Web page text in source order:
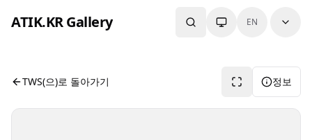
ATIK.KR Gallery EN
#SHINYU #YOUNGJAE #Asia Top Artist Festival
사진 뷰어입니다. 버튼으로 전체화면, 공유, 정보 보기를 사용
TWS(으)로 돌아가기 정보